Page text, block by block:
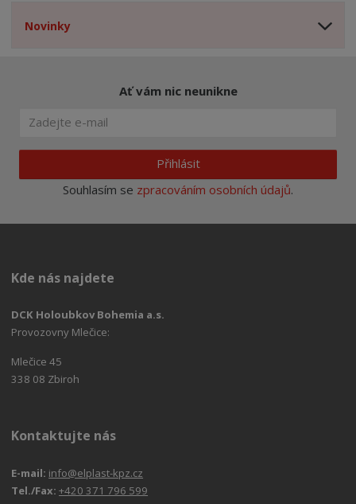
Novinky
Ať vám nic neunikne
Přihlásit
Souhlasím se zpracováním osobních údajů.
Kde nás najdete
DCK Holoubkov Bohemia a.s.
Provozovny Mlečice:
Mlečice 45
338 08 Zbiroh
Kontaktujte nás
E-mail: info@elplast-kpz.cz
Tel./Fax:+420 371 796 599